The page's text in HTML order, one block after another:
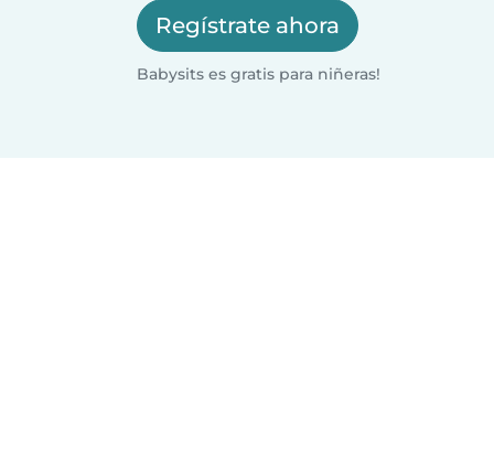
Regístrate ahora
Babysits es gratis para niñeras!